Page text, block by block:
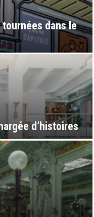
dans le
d’histoires